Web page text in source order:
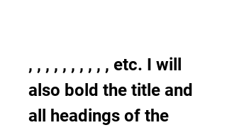
, , , , , , , , , , etc. I will
also bold the title and
all headings of the